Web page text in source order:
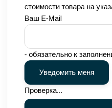
стоимости товара на
Ваш E-Mail
- обязательно к
Проверка...